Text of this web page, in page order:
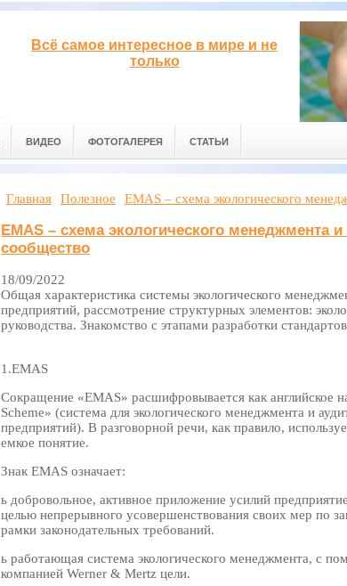
Всё самое интересное в мире и не
только
ВИДЕО ФОТОГАЛЕРЕЯ СТАТЬИ
Главная Полезное EMAS – схема экологического
EMAS – схема экологического менеджмента и
сообщество
18/09/2022
Общая характеристика системы экологического
предприятий, рассмотрение структурных элементов:
руководства. Знакомство с этапами разработки
1.EMAS
Сокращение «EMAS» расшифровывается как английское
Scheme» (система для экологического менеджмента и
предприятий). В разговорной речи, как правило,
емкое понятие.
Знак EMAS означает:
ь добровольное, активное приложение усилий
целью непрерывного усовершенствования своих мер по
рамки законодательных требований.
ь работающая система экологического менеджмента, с
компанией Werner & Mertz цели.